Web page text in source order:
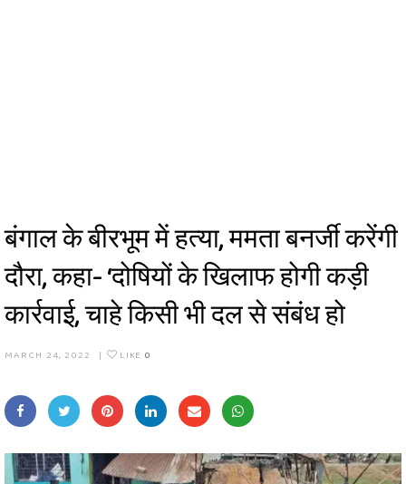
बंगाल के बीरभूम में हत्या, ममता बनर्जी करेंगी
दौरा, कहा- ‘दोषियों के खिलाफ होगी कड़ी
कार्रवाई, चाहे किसी भी दल से संबंध हो
MARCH 24, 2022 | LIKE 0